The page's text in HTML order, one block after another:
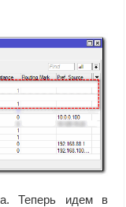
Теперь идем в